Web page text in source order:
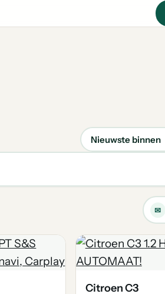
Sorteren
✉
Citroen C3